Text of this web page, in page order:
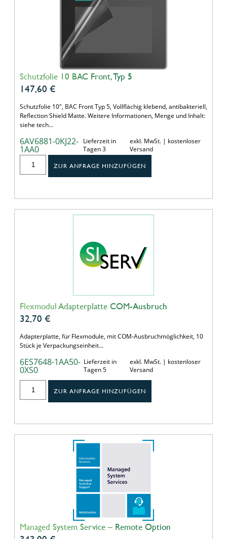
Schutzfolie 10 BAC Front, Typ 5
147,60 €
Schutzfolie 10", BAC Front Typ 5, Vollflächig klebend, antibakteriell,
Reflection Shield Matte. Weitere Informationen, Menge und Inhalt:
siehe tech…
6AV6881-0KJ22-
1AA0
Lieferzeit in
Tagen 3
exkl. MwSt. | kostenloser
Versand
ZUR ANFRAGE HINZUFÜGEN
Flexmodul Adapterplatte COM-Ausbruch
32,70 €
Adapterplatte, für Flexmodule, mit COM-Ausbruchmöglichkeit, 10
Stück je Verpackungseinheit…
6ES7648-1AA50-
0XS0
Lieferzeit in
Tagen 5
exkl. MwSt. | kostenloser
Versand
ZUR ANFRAGE HINZUFÜGEN
Managed System Service – Remote Option